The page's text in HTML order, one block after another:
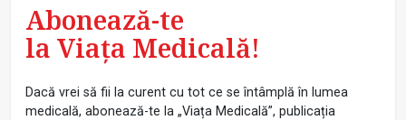
Abonează-te
la Viața Medicală!
Dacă vrei să fii la curent cu tot ce se întâmplă în lumea
medicală, abonează-te la „Viața Medicală”, publicația